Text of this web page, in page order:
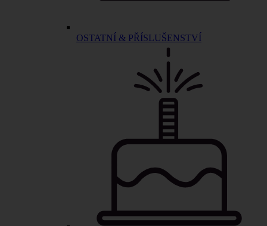
OSTATNÍ & PŘÍSLUŠENSTVÍ